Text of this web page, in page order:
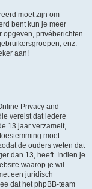
moet zijn om
bent kun je meer
opgeven, privéberichten
enz.
aan!
Privacy and
vereist dat iedere
13 jaar verzamelt,
moet
de ouders weten dat
dan 13, heeft. Indien je
waarop je wil
een juridisch
dat het phpBB-team